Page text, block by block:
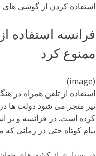
استفاده کردن از گوشی های
فرانسه استفاده
ممنوع کرد
(image)
استفاده از تلفن همراه در
نیز منجر می شود دولت ها در
کرده است. در فرانسه و بر
پیام کوتاه حتی در زمانی